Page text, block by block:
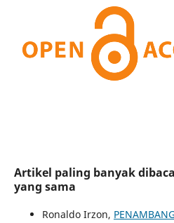
Artikel paling banyak
yang sama
Ronaldo Irzon,